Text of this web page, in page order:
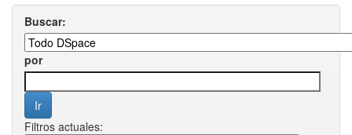
Buscar:
por
Filtros actuales: